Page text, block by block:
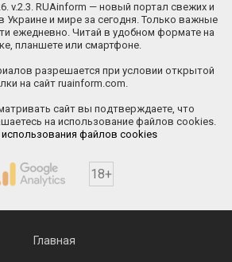
v.2.3. RUAinform — новый портал свежих и
Украине и мире за сегодня. Только важные
ежедневно. Читай в удобном формате на
планшете или смартфоне.
разрешается при условии открытой
на сайт ruainform.com.
сайт вы подтверждаете, что
на использование файлов cookies.
файлов cookies
18+
Главная